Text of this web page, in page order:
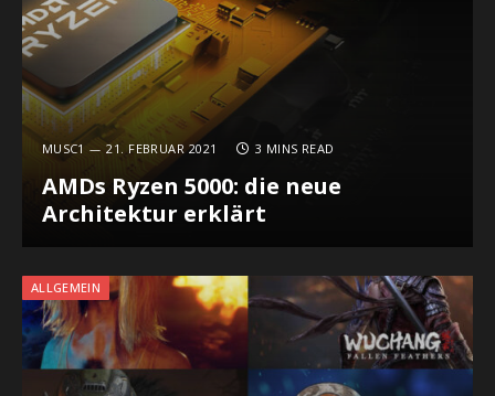
MUSC1 21. FEBRUAR 2021 3 MINS READ
AMDs Ryzen 5000: die neue
Architektur erklärt
ALLGEMEIN